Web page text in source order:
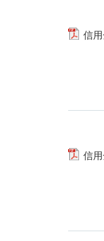
信
信